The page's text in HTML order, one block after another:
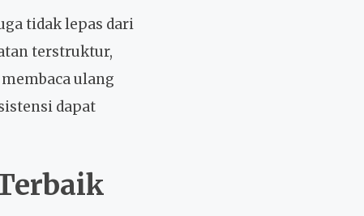
tidak lepas dari
terstruktur,
ulang
dapat